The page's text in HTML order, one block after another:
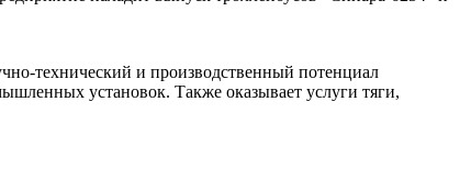
технический и производственный потенциал
установок. Также оказывает услуги тяги,